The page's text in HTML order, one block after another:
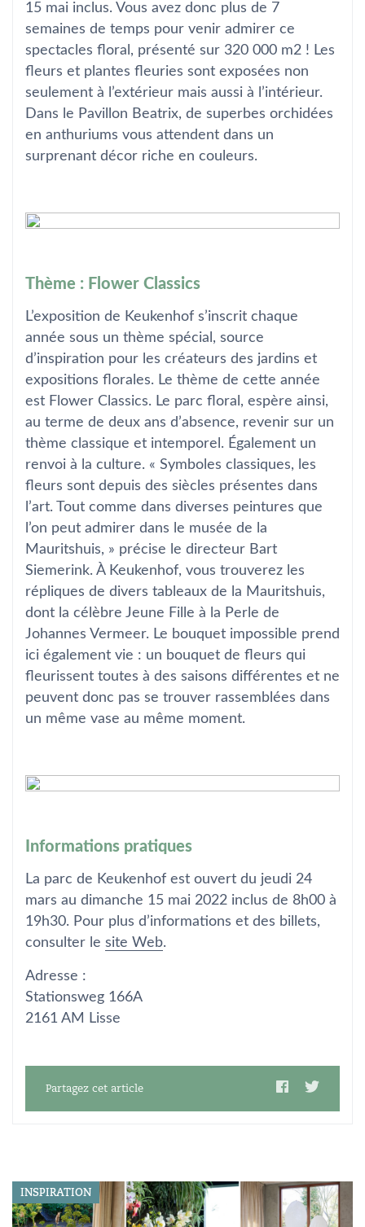
15 mai inclus. Vous avez donc plus de 7
semaines de temps pour venir admirer ce
spectacles floral, présenté sur 320 000 m2 ! Les
fleurs et plantes fleuries sont exposées non
seulement à l’extérieur mais aussi à l’intérieur.
Dans le Pavillon Beatrix, de superbes orchidées
en anthuriums vous attendent dans un
surprenant décor riche en couleurs.
Thème : Flower Classics
L’exposition de Keukenhof s’inscrit chaque
année sous un thème spécial, source
d’inspiration pour les créateurs des jardins et
expositions florales. Le thème de cette année
est Flower Classics. Le parc floral, espère ainsi,
au terme de deux ans d’absence, revenir sur un
thème classique et intemporel. Également un
renvoi à la culture. « Symboles classiques, les
fleurs sont depuis des siècles présentes dans
l’art. Tout comme dans diverses peintures que
l’on peut admirer dans le musée de la
Mauritshuis, » précise le directeur Bart
Siemerink. À Keukenhof, vous trouverez les
répliques de divers tableaux de la Mauritshuis,
dont la célèbre Jeune Fille à la Perle de
Johannes Vermeer. Le bouquet impossible prend
ici également vie : un bouquet de fleurs qui
fleurissent toutes à des saisons différentes et ne
peuvent donc pas se trouver rassemblées dans
un même vase au même moment.
Informations pratiques
La parc de Keukenhof est ouvert du jeudi 24
mars au dimanche 15 mai 2022 inclus de 8h00 à
19h30. Pour plus d’informations et des billets,
consulter le site Web.
Adresse :
Stationsweg 166A
2161 AM Lisse
Partagez cet article
INSPIRATION